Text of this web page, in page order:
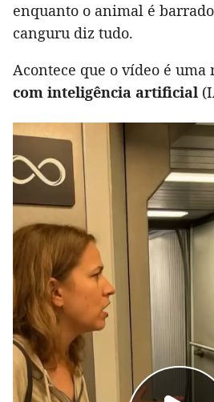
enquanto o animal é
canguru diz tudo.
Acontece que o vídeo é uma
com inteligência artificial